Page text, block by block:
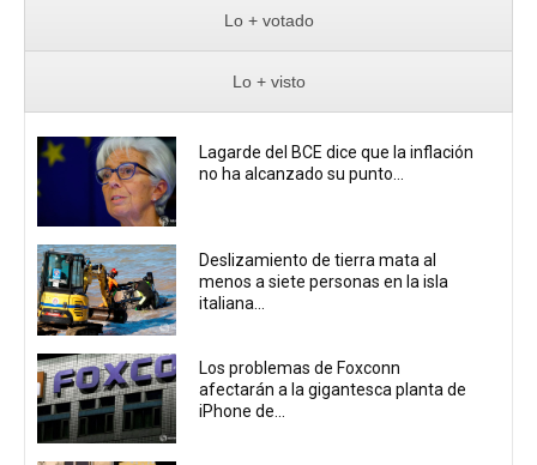
Lo + votado
Lo + visto
Lagarde del BCE dice que la inflación
no ha alcanzado su punto...
Deslizamiento de tierra mata al
menos a siete personas en la isla
italiana...
Los problemas de Foxconn
afectarán a la gigantesca planta de
iPhone de...